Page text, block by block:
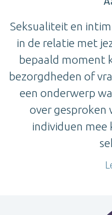
Seksualiteit en
in de relatie met
bepaald moment
bezorgdheden of
een onderwerp
over gesproken
individuen mee